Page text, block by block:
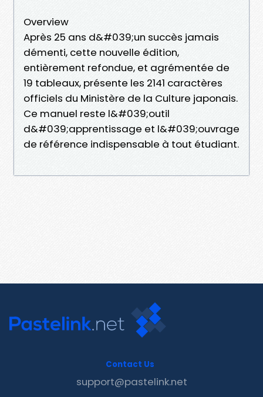
Overview
Après 25 ans d&#039;un succès jamais
démenti, cette nouvelle édition,
entièrement refondue, et agrémentée de
19 tableaux, présente les 2141 caractères
officiels du Ministère de la Culture japonais.
Ce manuel reste l&#039;outil
d&#039;apprentissage et l&#039;ouvrage
de référence indispensable à tout étudiant.
Contact Us
support@pastelink.net